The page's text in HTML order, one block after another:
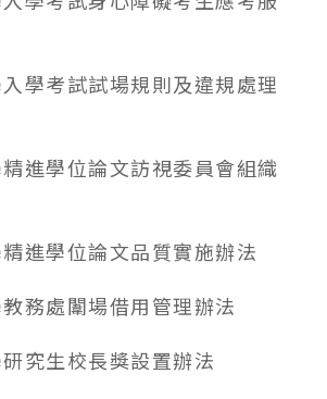
學考試試場規則及違規處理
進學位論文訪視委員會組織
進學位論文品質實施辦法
務處闈場借用管理辦法
究生校長獎設置辦法